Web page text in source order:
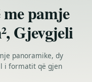
pamje
Gjevgjeli
panoramike, dy
i formatit që gjen